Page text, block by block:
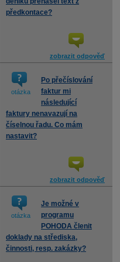
předkontace?
zobrazit odpověď
otázka
Po přečíslování
faktur mi
následující
faktury nenavazují na
číselnou řadu. Co mám
nastavit?
zobrazit odpověď
otázka
Je možné v
programu
POHODA členit
doklady na střediska,
činnosti, resp. zakázky?